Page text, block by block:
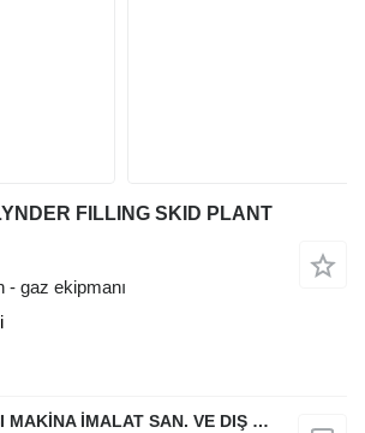
FILLING SKID PLANT
- gaz ekipmanı
YILTEKS ENERJI ISI MAKİNA İMALAT SAN. VE DIŞ TİC. LTD. ŞTİ.